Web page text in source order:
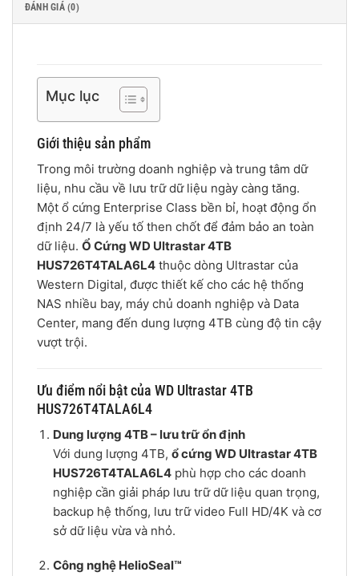
ĐÁNH GIÁ (0)
Mục lục
Giới thiệu sản phẩm
Trong môi trường doanh nghiệp và trung tâm dữ
liệu, nhu cầu về lưu trữ dữ liệu ngày càng tăng.
Một ổ cứng Enterprise Class bền bỉ, hoạt động ổn
định 24/7 là yếu tố then chốt để đảm bảo an toàn
dữ liệu. Ổ Cứng WD Ultrastar 4TB
HUS726T4TALA6L4 thuộc dòng Ultrastar của
Western Digital, được thiết kế cho các hệ thống
NAS nhiều bay, máy chủ doanh nghiệp và Data
Center, mang đến dung lượng 4TB cùng độ tin cậy
vượt trội.
Ưu điểm nổi bật của WD Ultrastar 4TB
HUS726T4TALA6L4
Dung lượng 4TB – lưu trữ ổn định
Với dung lượng 4TB, ổ cứng WD Ultrastar 4TB
HUS726T4TALA6L4phù hợp cho các doanh
nghiệp cần giải pháp lưu trữ dữ liệu quan trọng,
backup hệ thống, lưu trữ video Full HD/4K và cơ
sở dữ liệu vừa và nhỏ.
Công nghệ HelioSeal™